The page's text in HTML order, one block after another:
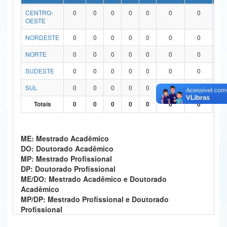
Ministério da Ciência, Tecnologia, Inovações e Comunicações
Ministério do Turismo
Ministério do Desenvolvimento Regional
Ministério da Mulher, da Família e dos Direitos Humanos
Banco Central do Brasil
CENTRO-
OESTE
0 0 0 0 0 0 0
NORDESTE 0 0 0 0 0 0 0
NORTE
0 0 0 0 0 0 0
SUDESTE
0 0 0 0 0 0 0
SUL
0 0 0 0 0 0 0
0
Totais
0 0 0 0 0 0 0 0
ME: Mestrado Acadêmico
DO: Doutorado Acadêmico
MP: Mestrado Profissional
DP: Doutorado Profissional
ME/DO: Mestrado Acadêmico e Doutorado
Acadêmico
MP/DP: Mestrado Profissional e Doutorado
Profissional